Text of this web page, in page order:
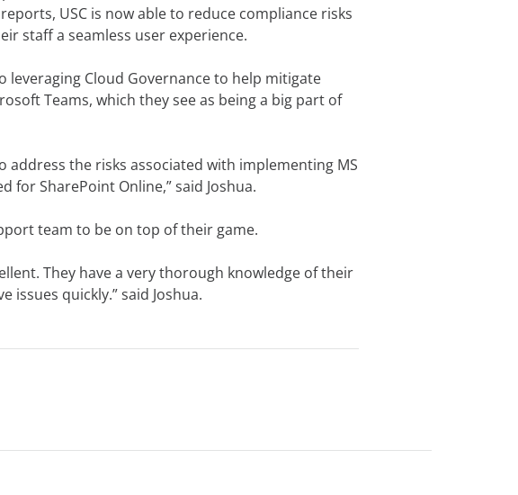
USC is now able to reduce compliance risks
staff a seamless user experience.
leveraging Cloud Governance to help mitigate
Teams, which they see as being a big part of
address the risks associated with implementing MS
for SharePoint Online,” said Joshua.
team to be on top of their game.
They have a very thorough knowledge of their
issues quickly.” said Joshua.